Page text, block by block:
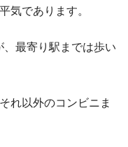
気であります。
最寄り駅までは歩い
れ以外のコンビニま